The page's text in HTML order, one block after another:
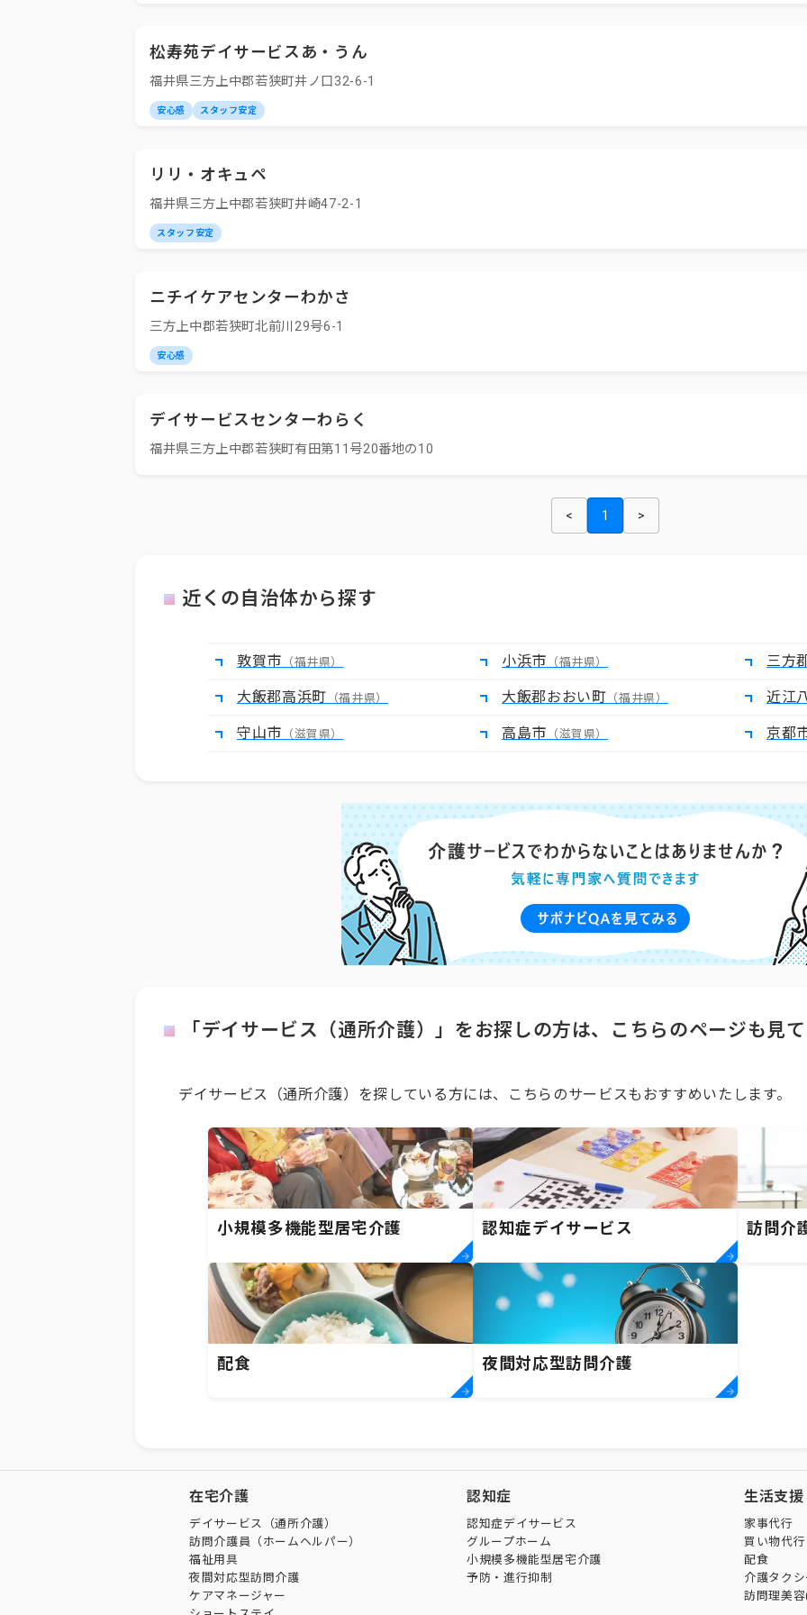
松寿苑デイサービスあ・うん
福井県三方上中郡若狭町井ノ口32-6-1
安心感 スタッフ安定
リリ・オキュペ
福井県三方上中郡若狭町井崎47-2-1
スタッフ安定
ニチイケアセンターわかさ
三方上中郡若狭町北前川29号6-1
安心感
デイサービスセンターわらく
福井県三方上中郡若狭町有田第11号20番地の10
< 1 >
近くの自治体から探す
敦賀市 （福井県） 小浜市 （福井県） 三方
大飯郡高浜町 （福井県） 大飯郡おおい町 （福井県） 近江
守山市 （滋賀県） 高島市 （滋賀県） 京都
「デイサービス（通所介護）」をお探しの方は、こちらのページも見
デイサービス（通所介護）を探している方には、こちらのサービスもおすすめいたします。
小規模多機能型居宅介護 認知症デイサービス 訪問介
配食 夜間対応型訪問介護
在宅介護
デイサービス（通所介護）
訪問介護員（ホームヘルパー）
福祉用具
夜間対応型訪問介護
ケアマネージャー
認知症
認知症デイサービス
グループホーム
小規模多機能型居宅介護
予防・進行抑制
生活支援
家事代行
買い物代行
配食
介護タク
訪問理美